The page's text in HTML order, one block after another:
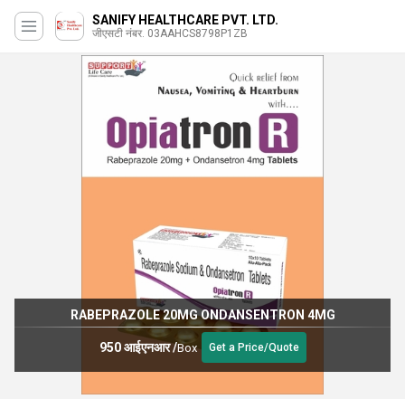
SANIFY HEALTHCARE PVT. LTD.
जीएसटी नंबर. 03AAHCS8798P1ZB
Desloratadine 2.5mg Ambroxol HCl 30mg
Menthol 1mg
89.90 आईएनआर/Bottle